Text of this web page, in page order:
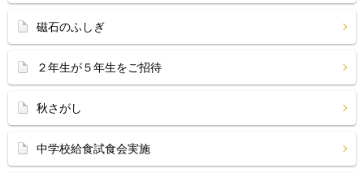
磁石のふしぎ
２年生が５年生をご招待
秋さがし
中学校給食試食会実施